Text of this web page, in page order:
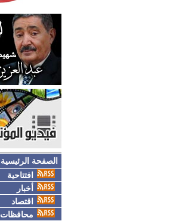
الصفحة الرئيسية
افتتاحية
أخبار
اقتصاد
محافظات